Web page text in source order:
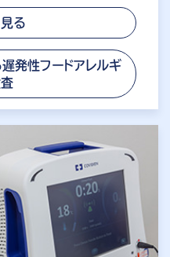
る
発性フードアレルギ